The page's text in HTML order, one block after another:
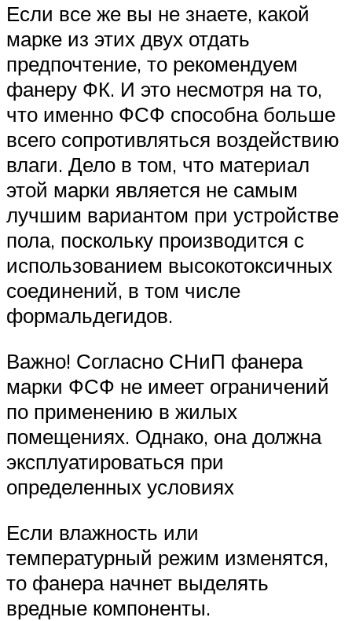
Если все же вы не знаете, какой
марке из этих двух отдать
предпочтение, то рекомендуем
фанеру ФК. И это несмотря на то,
что именно ФСФ способна больше
всего сопротивляться воздействию
влаги. Дело в том, что материал
этой марки является не самым
лучшим вариантом при устройстве
пола, поскольку производится с
использованием высокотоксичных
соединений, в том числе
формальдегидов.
Важно! Согласно СНиП фанера
марки ФСФ не имеет ограничений
по применению в жилых
помещениях. Однако, она должна
эксплуатироваться при
определенных условиях
Если влажность или
температурный режим изменятся,
то фанера начнет выделять
вредные компоненты.